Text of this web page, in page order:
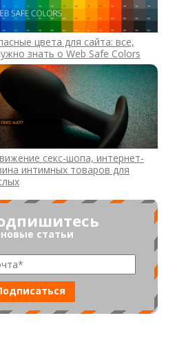
цвета для сайта: все,
знать о Web Safe Colors
секс-шопа, интернет-
интимных товаров для
статьи